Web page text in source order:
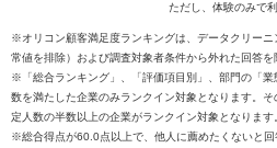
ただし、体験のみで
※オリコン顧客満足度ランキングは、データクリー
常値を排除）および調査対象者条件から外れた回答を
※「総合ランキング」、「評価項目別」、部門の「業
数を満たした企業のみランクイン対象となります。
定人数の半数以上の企業がランクイン対象となります
※総合得点が60.0点以上で、他人に薦めたくないと